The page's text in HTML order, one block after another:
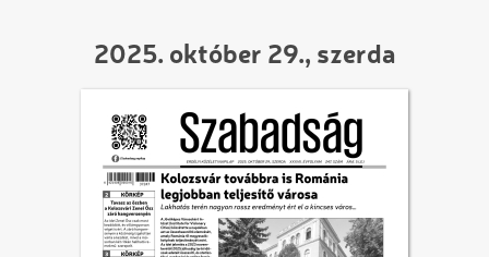
2025. október 29., szerda